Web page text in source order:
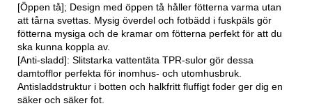
[Öppen tå]; Design med öppen tå håller fötterna varma utan
att tårna svettas. Mysig överdel och fotbädd i fuskpäls gör
fötterna mysiga och de kramar om fötterna perfekt för att du
ska kunna koppla av.
[Anti-sladd]: Slitstarka vattentäta TPR-sulor gör dessa
damtofflor perfekta för inomhus- och utomhusbruk.
Antisladdstruktur i botten och halkfritt fluffigt foder ger dig en
säker och säker fot.